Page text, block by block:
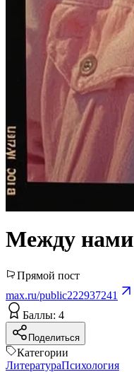
Между нами
Прямой пост
max.ru/public222937241
Баллы: 4
Поделиться
Категории
ЛитератураПсихология